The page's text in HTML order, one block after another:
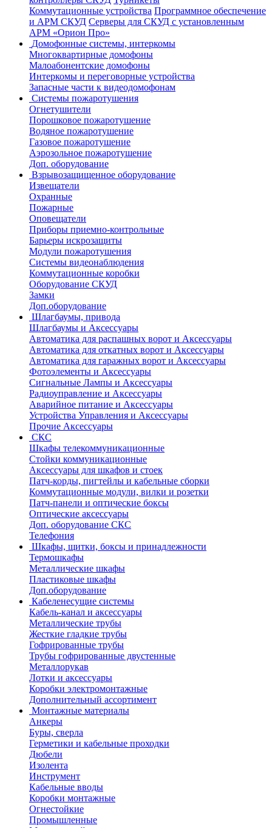
Коммутационные устройства Программное обеспечение
и АРМ СКУД Серверы для СКУД с установленным
АРМ «Орион Про»
Домофонные системы, интеркомы
Многоквартирные домофоны
Малоабонентские домофоны
Интеркомы и переговорные устройства
Запасные части к видеодомофонам
Системы пожаротушения
Огнетушители
Порошковое пожаротушение
Водяное пожаротушение
Газовое пожаротушение
Аэрозольное пожаротушение
Доп. оборудование
Взрывозащищенное оборудование
Извещатели
Охранные
Пожарные
Оповещатели
Приборы приемно-контрольные
Барьеры искрозащиты
Модули пожаротушения
Системы видеонаблюдения
Коммутационные коробки
Оборудование СКУД
Замки
Доп.оборудование
Шлагбаумы, привода
Шлагбаумы и Аксессуары
Автоматика для распашных ворот и Аксессуары
Автоматика для откатных ворот и Аксессуары
Автоматика для гаражных ворот и Аксессуары
Фотоэлементы и Аксессуары
Сигнальные Лампы и Аксессуары
Радиоуправление и Аксессуары
Аварийное питание и Аксессуары
Устройства Управления и Аксессуары
Прочие Аксессуары
СКС
Шкафы телекоммуникационные
Стойки коммуникационные
Аксессуары для шкафов и стоек
Патч-корды, пигтейлы и кабельные сборки
Коммутационные модули, вилки и розетки
Патч-панели и оптические боксы
Оптические аксессуары
Доп. оборудование СКС
Телефония
Шкафы, щитки, боксы и принадлежности
Термошкафы
Металлические шкафы
Пластиковые шкафы
Доп.оборудование
Кабеленесущие системы
Кабель-канал и аксессуары
Металлические трубы
Жесткие гладкие трубы
Гофрированные трубы
Трубы гофрированные двустенные
Металлорукав
Лотки и аксессуары
Коробки электромонтажные
Дополнительный ассортимент
Монтажные материалы
Анкеры
Буры, сверла
Герметики и кабельные проходки
Дюбели
Изолента
Инструмент
Кабельные вводы
Коробки монтажные
Огнестойкие
Промышленные